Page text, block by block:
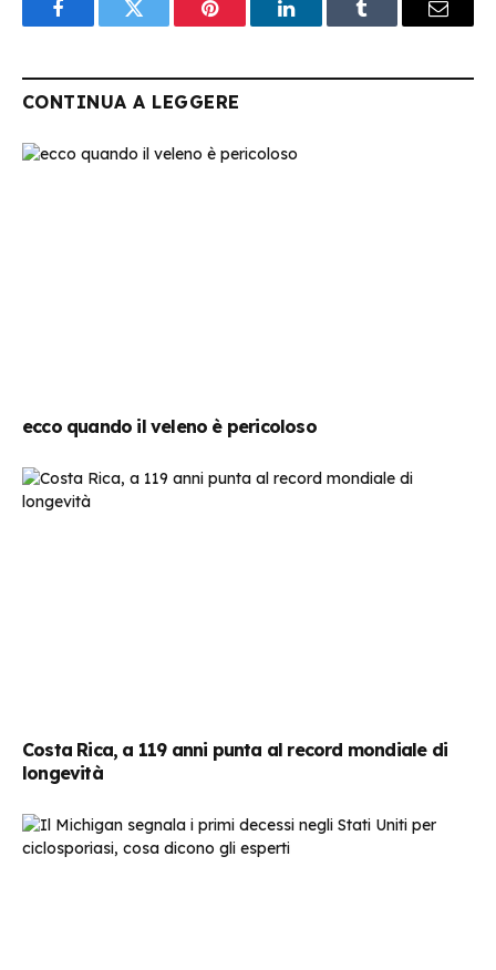
FacebookTwitter Pinterest LinkedInTumblr Email
CONTINUA A LEGGERE
ecco quando il veleno è pericoloso
Costa Rica, a 119 anni punta al record mondiale di
longevità